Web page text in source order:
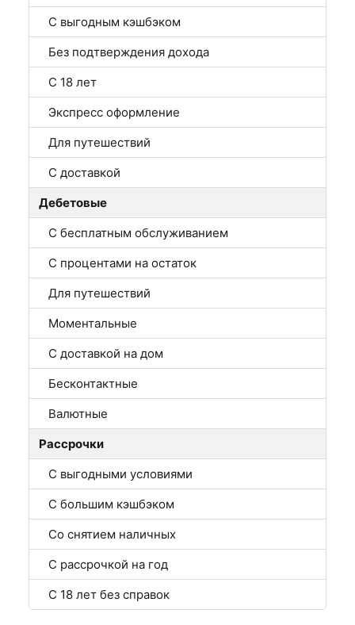
С выгодным кэшбэком
Без подтверждения дохода
С 18 лет
Экспресс оформление
Для путешествий
С доставкой
Дебетовые
С бесплатным обслуживанием
С процентами на остаток
Для путешествий
Моментальные
С доставкой на дом
Бесконтактные
Валютные
Рассрочки
С выгодными условиями
С большим кэшбэком
Со снятием наличных
С рассрочкой на год
С 18 лет без справок